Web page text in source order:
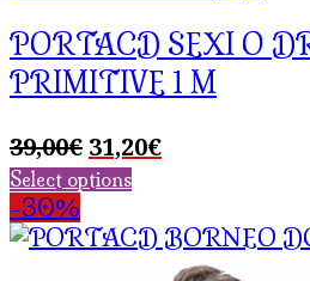
PORTACD SEXI O
PRIMITIVE 1 M
39,00€ Il
prezzo
era:
39,00€.
31,20€Il
è:
31,20€.
Select options
-30%